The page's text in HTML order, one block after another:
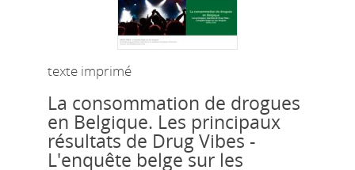
texte imprimé
La consommation de drogues
en Belgique. Les principaux
résultats de Drug Vibes -
L'enquête belge sur les